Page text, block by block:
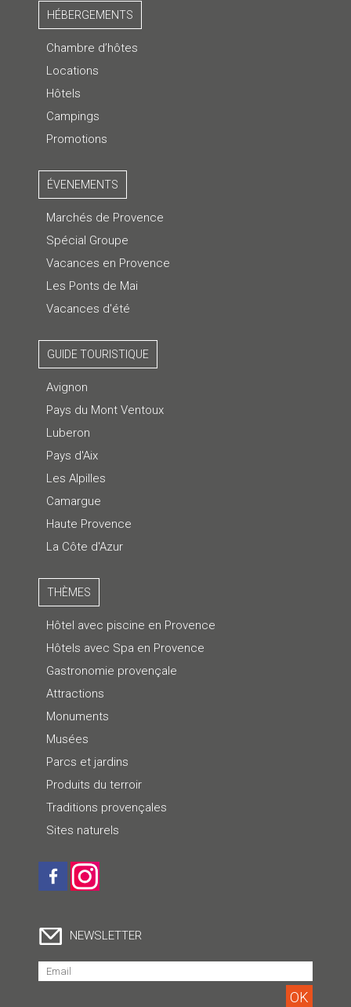
HÉBERGEMENTS
Chambre d’hôtes
Locations
Hôtels
Campings
Promotions
ÉVENEMENTS
Marchés de Provence
Spécial Groupe
Vacances en Provence
Les Ponts de Mai
Vacances d'été
GUIDE TOURISTIQUE
Avignon
Pays du Mont Ventoux
Luberon
Pays d'Aix
Les Alpilles
Camargue
Haute Provence
La Côte d'Azur
THÈMES
Hôtel avec piscine en Provence
Hôtels avec Spa en Provence
Gastronomie provençale
Attractions
Monuments
Musées
Parcs et jardins
Produits du terroir
Traditions provençales
Sites naturels
NEWSLETTER